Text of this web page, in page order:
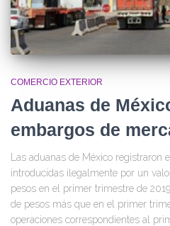
COMERCIO EXTERIOR
Aduanas de
embargos de
Las aduanas de México registraron
introducidas ilegalmente por un
pesos en el primer trimestre de
de pesos más que en el primer
operaciones correspondientes al